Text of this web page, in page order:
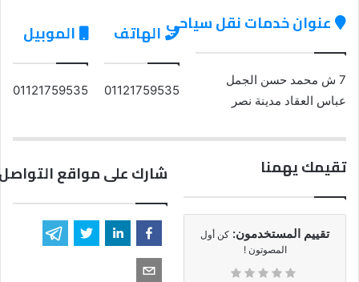
عنوان خدمات نقل سياحي
7 ش محمد حسن الجمل
عباس العقاد مدينة نصر
الهاتف
01121759535
الموبيل
01121759535
تقيمك يهمنا
تقييم المستخدمون: كن أول
المصوتون !
شارك على مواقع